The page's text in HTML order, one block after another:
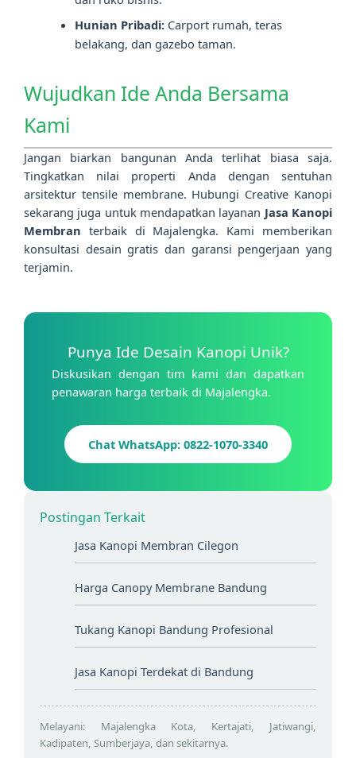
Hunian Pribadi:Carport rumah, teras
belakang, dan gazebo taman.
Wujudkan Ide Anda Bersama
Kami
Jangan biarkan bangunan Anda terlihat biasa saja.
Tingkatkan nilai properti Anda dengan sentuhan
arsitektur tensile membrane. Hubungi Creative Kanopi
sekarang juga untuk mendapatkan layanan Jasa Kanopi
Membran terbaik di Majalengka. Kami memberikan
konsultasi desain gratis dan garansi pengerjaan yang
terjamin.
Punya Ide Desain Kanopi Unik?
Diskusikan dengan tim kami dan dapatkan
penawaran harga terbaik di Majalengka.
Chat WhatsApp: 0822-1070-3340
Postingan Terkait
Jasa Kanopi Membran Cilegon
Harga Canopy Membrane Bandung
Tukang Kanopi Bandung Profesional
Jasa Kanopi Terdekat di Bandung
Melayani: Majalengka Kota, Kertajati, Jatiwangi,
Kadipaten, Sumberjaya, dan sekitarnya.